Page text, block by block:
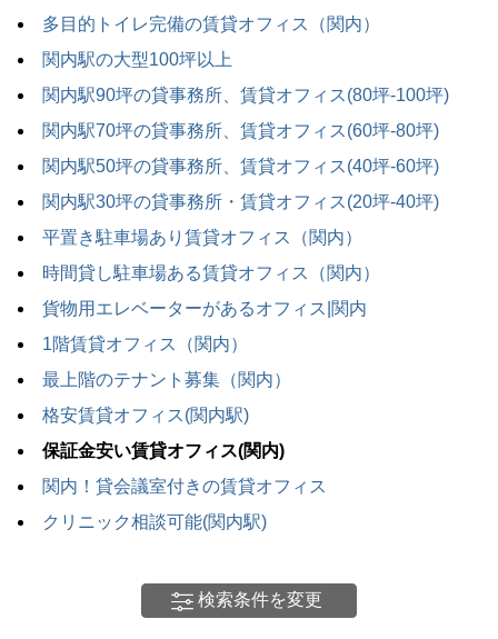
多目的トイレ完備の賃貸オフィス（関内）
関内駅の大型100坪以上
関内駅90坪の貸事務所、賃貸オフィス(80坪-100坪)
関内駅70坪の貸事務所、賃貸オフィス(60坪-80坪)
関内駅50坪の貸事務所、賃貸オフィス(40坪-60坪)
関内駅30坪の貸事務所・賃貸オフィス(20坪-40坪)
平置き駐車場あり賃貸オフィス（関内）
時間貸し駐車場ある賃貸オフィス（関内）
貨物用エレベーターがあるオフィス|関内
1階賃貸オフィス（関内）
最上階のテナント募集（関内）
格安賃貸オフィス(関内駅)
保証金安い賃貸オフィス(関内)
関内！貸会議室付きの賃貸オフィス
クリニック相談可能(関内駅)
検索条件を変更